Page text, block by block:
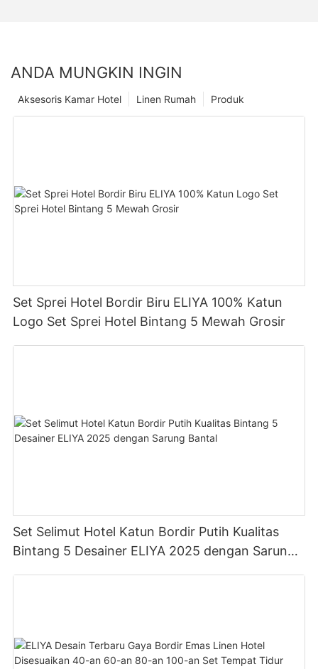
ANDA MUNGKIN INGIN
Produk
Linen Rumah
Aksesoris Kamar Hotel
Set Sprei Hotel Bordir Biru ELIYA 100% Katun
Logo Set Sprei Hotel Bintang 5 Mewah Grosir
Set Selimut Hotel Katun Bordir Putih Kualitas
Bintang 5 Desainer ELIYA 2025 dengan Sarung